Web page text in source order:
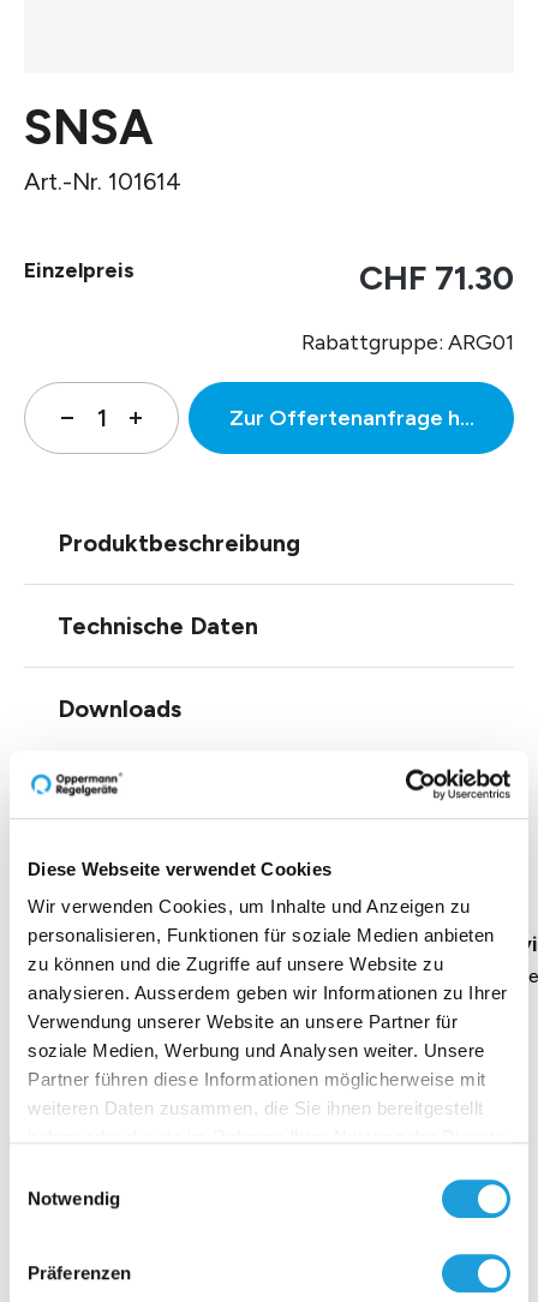
Diese Webseite verwendet Cookies
Wir verwenden Cookies, um Inhalte und Anzeigen zu
personalisieren, Funktionen für soziale Medien anbieten
zu können und die Zugriffe auf unsere Website zu
analysieren. Ausserdem geben wir Informationen zu Ihrer
Verwendung unserer Website an unsere Partner für
soziale Medien, Werbung und Analysen weiter. Unsere
Partner führen diese Informationen möglicherweise mit
weiteren Daten zusammen, die Sie ihnen bereitgestellt
Notwendig
Präferenzen
SNSA
Art.-Nr. 101614
Einzelpreis CHF 71.30
Rabattgruppe: ARG01
Zur Offertenanfrage
Produktbeschreibung
Technische Daten
Downloads
Oppermann
Geschäftsführung Heike Dirmeier
Dauer 4 Minuten